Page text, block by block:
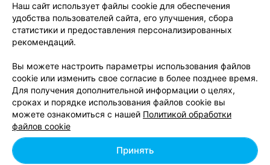
Мелирование
Цена по запросу
Все цены
Смотрите также
Наш сайт использует файлы cookie для обеспечения
удобства пользователей сайта, его улучшения, сбора
статистики и предоставления персонализированных
рекомендаций.
Вы можете настроить параметры использования файлов
cookie или изменить свое согласие в более позднее время.
Для получения дополнительной информации о целях,
сроках и порядке использования файлов cookie вы
можете ознакомиться с нашей Политикой обработки
файлов cookie
Принять